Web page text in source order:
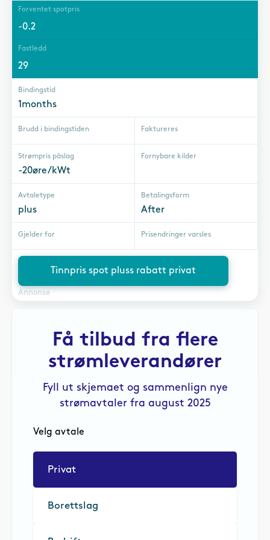
Forventet spotpris
-0.2
Fastledd
29
Bindingstid
1months
Brudd i bindingstiden Faktureres
Strømpris påslag
-20øre/kWt
Fornybare kilder
Avtaletype
plus
Betalingsform
After
Gjelder for Prisendringer varsles
Tinnpris spot pluss rabatt privat
Annonse
Få tilbud fra flere
strømleverandører
Fyll ut skjemaet og sammenlign nye
strømavtaler fra august 2025
Velg avtale
Privat
Borettslag